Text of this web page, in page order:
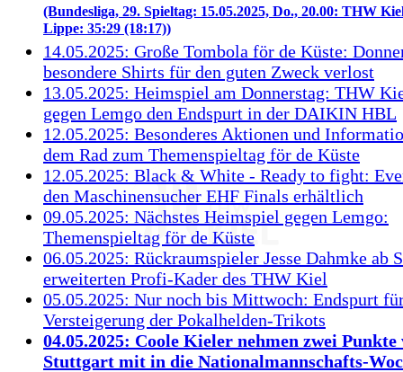
(Bundesliga, 29. Spieltag: 15.05.2025, Do., 20.00: THW
Lippe: 35:29 (18:17))
14.05.2025: Große Tombola för de Küste:
besondere Shirts für den guten Zweck verlost
13.05.2025: Heimspiel am Donnerstag: THW
gegen Lemgo den Endspurt in der DAIKIN HBL
12.05.2025: Besonderes Aktionen und
dem Rad zum Themenspieltag för de Küste
12.05.2025: Black & White - Ready to fight:
den Maschinensucher EHF Finals erhältlich
09.05.2025: Nächstes Heimspiel gegen Lemgo:
Themenspieltag för de Küste
06.05.2025: Rückraumspieler Jesse Dahmke ab
erweiterten Profi-Kader des THW Kiel
05.05.2025: Nur noch bis Mittwoch: Endspurt
Versteigerung der Pokalhelden-Trikots
04.05.2025: Coole Kieler nehmen zwei
Stuttgart mit in die Nationalmannschafts-